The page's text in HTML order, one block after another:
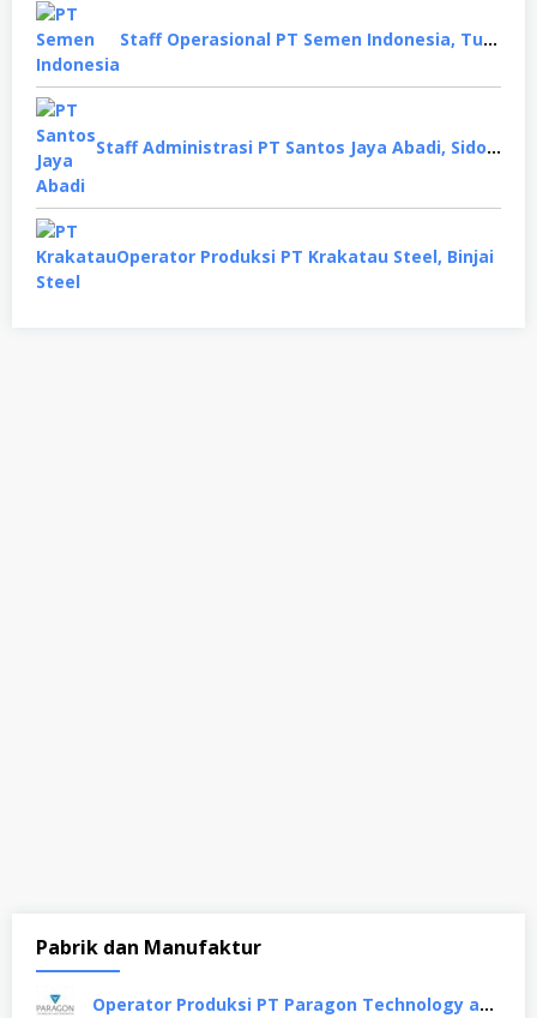
Staff Operasional PT Semen Indonesia, Tuban
Staff Administrasi PT Santos Jaya Abadi, Sidoarjo
Operator Produksi PT Krakatau Steel, Binjai
Pabrik dan Manufaktur
Operator Produksi PT Paragon Technology and Innovation, Tangerang